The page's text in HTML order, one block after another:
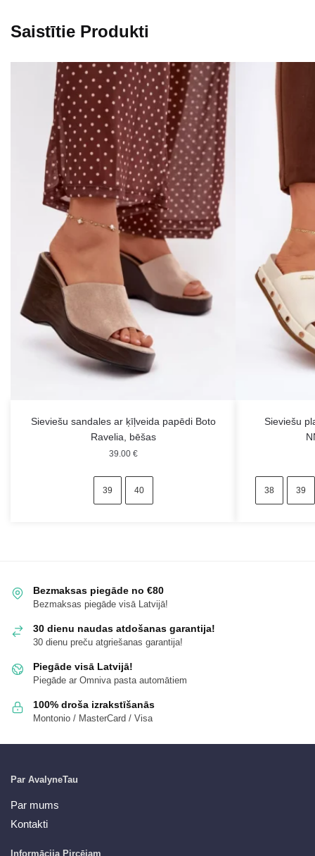
Saistītie Produkti
Sieviešu sandales ar ķīļveida papēdi Boto
Ravelia, bēšas
39.00 €
39 40
Sieviešu
38 39
Bezmaksas piegāde no €80
Bezmaksas piegāde visā Latvijā!
30 dienu naudas atdošanas garantija!
30 dienu preču atgriešanas garantija!
Piegāde visā Latvijā!
Piegāde ar Omniva pasta automātiem
100% droša izrakstīšanās
Montonio / MasterCard / Visa
Par AvalyneTau
Par mums
Kontakti
Informācija Pircējam